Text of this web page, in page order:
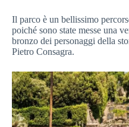
Il parco è un bellissimo
poiché sono state messe una
bronzo dei personaggi della
Pietro Consagra.